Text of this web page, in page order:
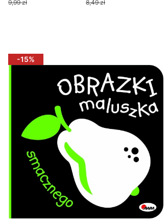
9,99 zł
8,49 zł
-15%